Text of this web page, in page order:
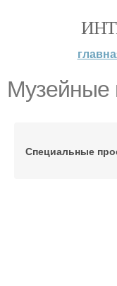
Музейные
Специальные